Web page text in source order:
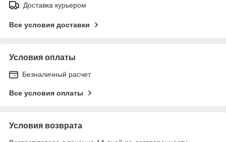
Доставка курьером
Все условия доставки
Условия оплаты
Безналичный расчет
Все условия оплаты
Условия возврата